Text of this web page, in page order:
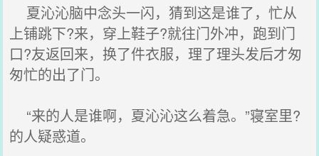
夏沁沁脑中念头一闪，猜到这是谁了，忙从
上铺跳下?来，穿上鞋子?就往门外冲，跑到门
口?友返回来，换了件衣服，理了理头发后才匆
匆忙的出了门。
“来的人是谁啊，夏沁沁这么着急。”寝室里?
的人疑惑道。